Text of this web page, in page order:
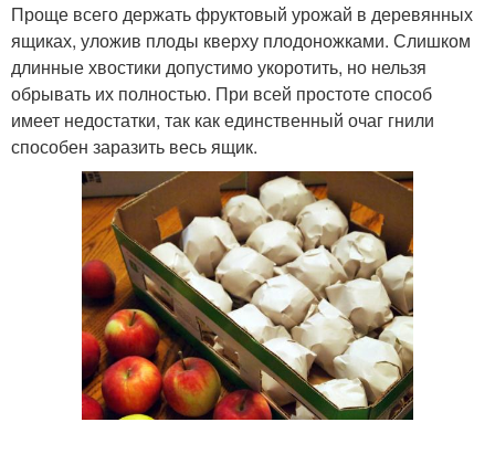
Проще всего держать фруктовый урожай в деревянных
ящиках, уложив плоды кверху плодоножками. Слишком
длинные хвостики допустимо укоротить, но нельзя
обрывать их полностью. При всей простоте способ
имеет недостатки, так как единственный очаг гнили
способен заразить весь ящик.